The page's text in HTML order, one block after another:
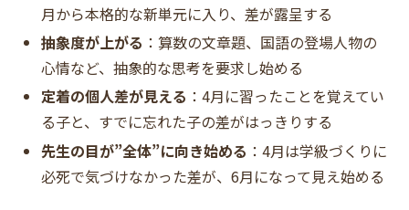
月から本格的な新単元に入り、差が露呈する
抽象度が上がる ：算数の文章題、国語の登場人物の
心情など、抽象的な思考を要求し始める
定着の個人差が見える ：4月に習ったことを覚えてい
る子と、すでに忘れた子の差がはっきりする
先生の目が”全体”に向き始める ：4月は学級づくりに
必死で気づけなかった差が、6月になって見え始める